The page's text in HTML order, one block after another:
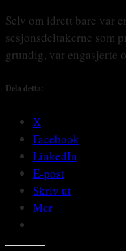
Selv om idrett bare var
sesjonsdeltakerne som
grundig, var engasjerte
Dela detta:
X
Facebook
LinkedIn
E-post
Skriv ut
Mer